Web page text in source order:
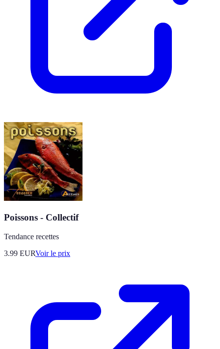
Poissons - Collectif
Tendance recettes
3.99 EURVoir le prix